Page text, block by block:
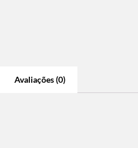
Avaliações (0)